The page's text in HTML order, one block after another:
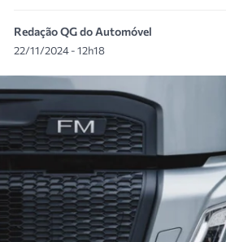
Redação QG do Automóvel
22/11/2024 - 12h18